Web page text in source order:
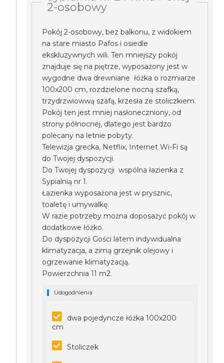
2-osobowy
Pokój 2-osobowy, bez balkonu, z widokiem
na stare miasto Pafos i osiedle
ekskluzywnych wili. Ten mniejszy pokój
znajduje się na piętrze, wyposażony jest w
wygodne dwa drewniane łóżka o rozmiarze
100x200 cm, rozdzielone nocną szafką,
trzydrzwiowwą szafą, krzesła ze stoliczkiem.
Pokój ten jest mniej nasłoneczniony, od
strony północnej, dlatego jest bardzo
polecany na letnie pobyty.
Telewizja grecka, Netflix, Internet Wi-Fi są
do Twojej dyspozycji.
Do Twojej dyspozycji wspólna łazienka z
Sypialnią nr 1.
Łazienka wyposażona jest w prysznic,
toaletę i umywalkę.
W razie potrzeby można doposażyć pokój w
dodatkowe łóżko.
Do dyspozycji Gości latem indywidualna
klimatyzacja, a zimą grzejnik olejowy i
ogrzewanie klimatyzacją.
Powierzchnia 11 m2.
Udogodnienia
dwa pojedyncze łóżka 100x200
cm
Stoliczek